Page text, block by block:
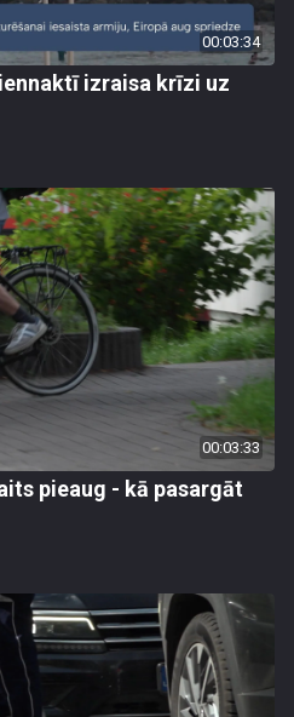
00:03:34
izraisa krīzi uz
00:03:33
pieaug - kā pasargāt